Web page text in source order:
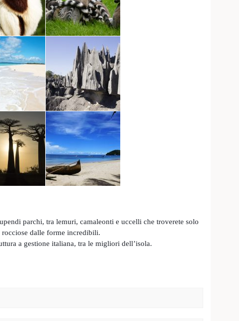
parchi, tra lemuri, camaleonti e uccelli che troverete solo
dalle forme incredibili.
a gestione italiana, tra le migliori dell’isola.